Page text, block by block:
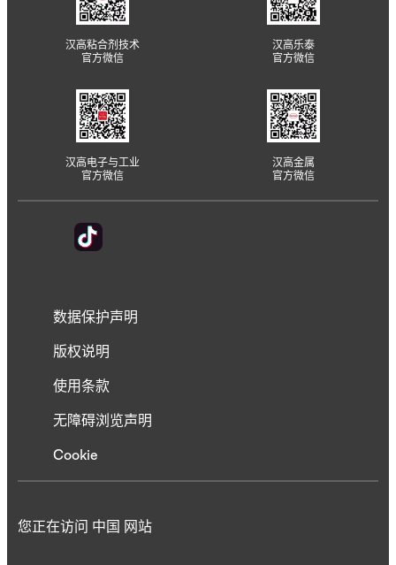
汉高粘合剂技术
官方微信
汉高乐泰
官方微信
汉高电子与工业
官方微信
汉高金属
官方微信
数据保护声明
版权说明
使用条款
无障碍浏览声明
Cookie
您正在访问 中国 网站